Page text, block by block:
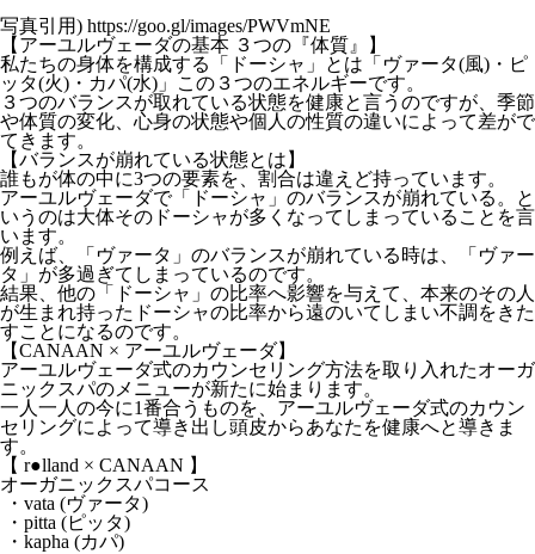
写真引用) https://goo.gl/images/PWVmNE
【アーユルヴェーダの基本 ３つの『体質』】
私たちの身体を構成する「ドーシャ」とは「ヴァータ(風)・ピ
ッタ(火)・カパ(水)」この３つのエネルギーです。
３つのバランスが取れている状態を健康と言うのですが、季節
や体質の変化、心身の状態や個人の性質の違いによって差がで
てきます。
【バランスが崩れている状態とは】
誰もが体の中に3つの要素を、割合は違えど持っています。
アーユルヴェーダで「ドーシャ」のバランスが崩れている。と
いうのは大体そのドーシャが多くなってしまっていることを言
います。
例えば、「ヴァータ」のバランスが崩れている時は、「ヴァー
タ」が多過ぎてしまっているのです。
結果、他の「ドーシャ」の比率へ影響を与えて、本来のその人
が生まれ持ったドーシャの比率から遠のいてしまい不調をきた
すことになるのです。
【CANAAN × アーユルヴェーダ】
アーユルヴェーダ式のカウンセリング方法を取り入れたオーガ
ニックスパのメニューが新たに始まります。
一人一人の今に1番合うものを、アーユルヴェーダ式のカウン
セリングによって導き出し頭皮からあなたを健康へと導きま
す。
【 r●lland × CANAAN 】
オーガニックスパコース
・vata (ヴァータ)
・pitta (ピッタ)
・kapha (カパ)